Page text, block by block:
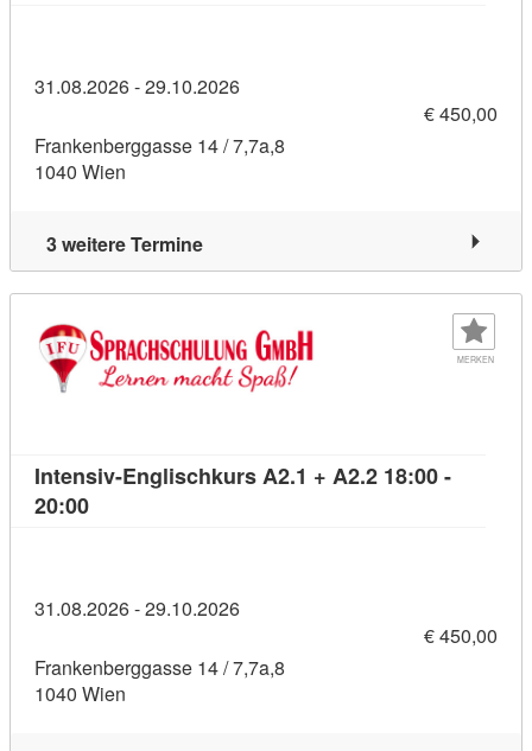
31.08.2026 - 29.10.2026
€ 450,00
Frankenberggasse 14 / 7,7a,8
1040 Wien
3 weitere Termine
MERKEN
Intensiv-Englischkurs A2.1 + A2.2 18:00 -
20:00Kursdetail: Intensiv-Englischkurs A2.1 + A2.2
31.08.2026 - 29.10.2026
€ 450,00
Frankenberggasse 14 / 7,7a,8
1040 Wien